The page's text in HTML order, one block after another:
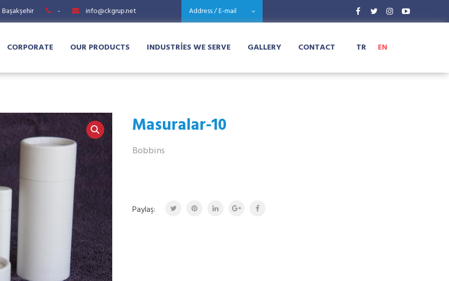
- info@ckgrup.net Address / E-mail
CORPORATE OUR PRODUCTS INDUSTRIES WE SERVE GALLERY CONTACT TR EN
Masuralar-10
Bobbins
Paylaş: